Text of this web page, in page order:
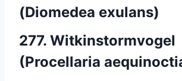
(Diomedea exulans)
277. Witkinstormvogel
(Procellaria